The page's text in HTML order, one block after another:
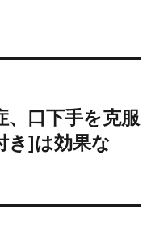
、口下手を克服
き]は効果な